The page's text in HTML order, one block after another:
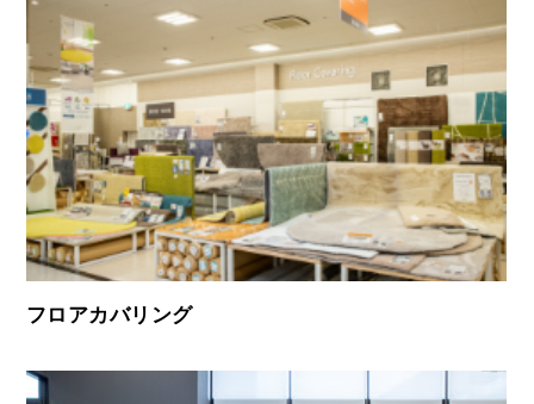
フロアカバリング